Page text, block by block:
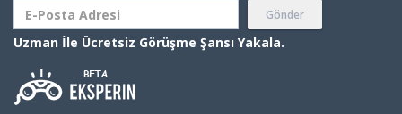
Gönder
Uzman İle Ücretsiz Görüşme Şansı Yakala.